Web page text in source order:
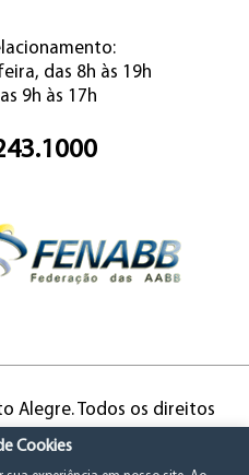
das 8h às 19h
9h às 17h
Alegre. Todos os direitos
Cookies